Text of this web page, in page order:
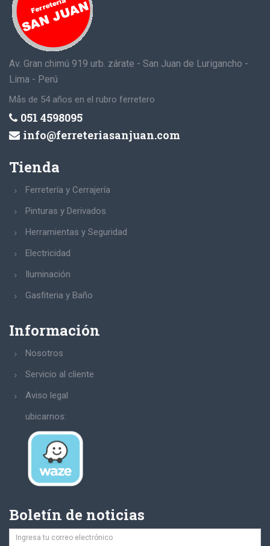
Av. Gran chimú 919 urb. zárate - San Juan de Lurigancho -
Lima - Perú
Mås de 54 años en el rubro ferretero
051 4598095
info@ferreteriasanjuan.com
Tienda
Ferretería y Cerrajería
Pinturas y Derivados
Herramientas y Seguridad
Electricidad
Iluminación
Gasfiteria y Baño
Información
Nosotros
Servicio al cliente
Aviso legal
ubicarnos:
Boletín de noticias